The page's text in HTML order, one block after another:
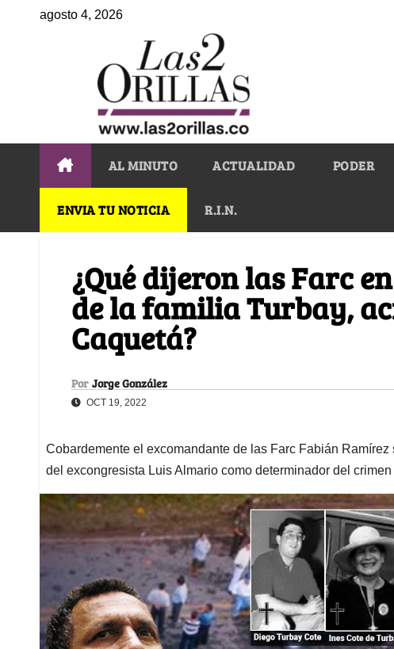
agosto 4, 2026
AL MINUTO ACTUALIDAD PODER
ENVIA TU NOTICIA R.I.N.
¿Qué dijeron las Farc
de la familia Turbay,
Caquetá?
Por Jorge González
OCT 19, 2022
Cobardemente el excomandante de las Farc Fabián
del excongresista Luis Almario como determinador del crimen